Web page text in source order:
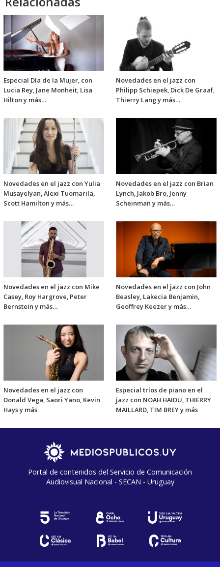
Especial Día de la Mujer, con
Lucia Rey, Jane Monheit, Lisa
Hilton y más…
Novedades en el jazz con
Philipp Schiepek, Dick De Graaf,
Thierry Lang y más…
Novedades en el jazz con Yulia
Musayelyan, Alexi Tuomarila,
Scott Hamilton y más…
Novedades en el jazz con Brian
Lynch, Jakob Bro, Jenny
Scheinman y más…
Novedades en el jazz con Mike
Casey, Roy Hargrove, Peter
Bernstein y más…
Novedades en el jazz con John
Beasley, Lakecia Benjamin,
Geoffrey Keezer y más…
Novedades en el jazz con
Donald Vega, Saori Yano, Kevin
Hays y más
Especial tríos de piano en el
jazz con NOAH HAIDU, THIERRY
MAILLARD, TIM BREY y más
Portal de contenidos del Servicio de Comunicación
Audiovisual Nacional - SECAN - Uruguay